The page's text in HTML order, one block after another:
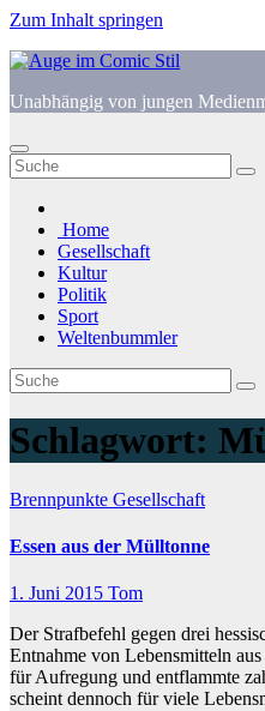
Zum Inhalt springen
Unabhängig von jungen
Home
Gesellschaft
Kultur
Politik
Sport
Weltenbummler
Schlagwort:
Brennpunkte Gesellschaft
Essen aus der Mülltonne
1. Juni 2015 Tom
Der Strafbefehl gegen drei
Entnahme von Lebensmitteln
für Aufregung und entflammte
scheint dennoch für viele